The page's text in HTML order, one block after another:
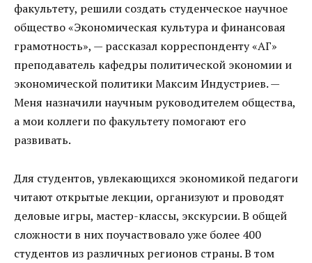
факультету, решили создать студенческое научное
общество «Экономическая культура и финансовая
грамотность», — рассказал корреспонденту «АГ»
преподаватель кафедры политической экономии и
экономической политики Максим Индустриев. —
Меня назначили научным руководителем общества,
а мои коллеги по факультету помогают его
развивать.
Для студентов, увлекающихся экономикой педагоги
читают открытые лекции, организуют и проводят
деловые игры, мастер-классы, экскурсии. В общей
сложности в них поучаствовало уже более 400
студентов из различных регионов страны. В том